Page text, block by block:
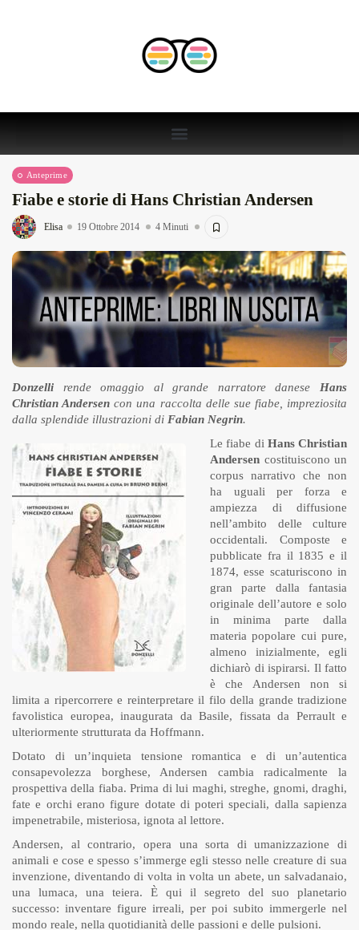
Anteprime
Fiabe e storie di Hans Christian Andersen
Elisa 19 Ottobre 2014 4 Minuti
Donzelli rende omaggio al grande narratore danese Hans
Christian Andersen con una raccolta delle sue fiabe, impreziosita
dalla splendide illustrazioni di Fabian Negrin.
Le fiabe di Hans Christian
Andersen costituiscono un
corpus narrativo che non
ha uguali per forza e
ampiezza di diffusione
nell’ambito delle culture
occidentali. Composte e
pubblicate fra il 1835 e il
1874, esse scaturiscono in
gran parte dalla fantasia
originale dell’autore e solo
in minima parte dalla
materia popolare cui pure,
almeno inizialmente, egli
dichiarò di ispirarsi. Il fatto
è che Andersen non si
limita a ripercorrere e reinterpretare il filo della grande tradizione
favolistica europea, inaugurata da Basile, fissata da Perrault e
ulteriormente strutturata da Hoffmann.
Dotato di un’inquieta tensione romantica e di un’autentica
consapevolezza borghese, Andersen cambia radicalmente la
prospettiva della fiaba. Prima di lui maghi, streghe, gnomi, draghi,
fate e orchi erano figure dotate di poteri speciali, dalla sapienza
impenetrabile, misteriosa, ignota al lettore.
Andersen, al contrario, opera una sorta di umanizzazione di
animali e cose e spesso s’immerge egli stesso nelle creature di sua
invenzione, diventando di volta in volta un abete, un salvadanaio,
una lumaca, una teiera. È qui il segreto del suo planetario
successo: inventare figure irreali, per poi subito immergerle nel
mondo reale, nella quotidianità delle passioni e delle pulsioni.